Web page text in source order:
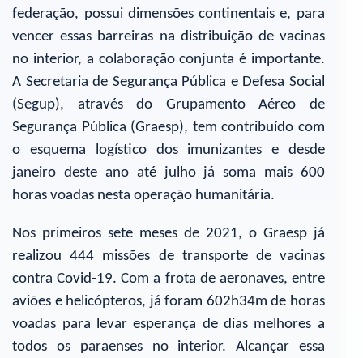
federação, possui dimensões continentais e, para
vencer essas barreiras na distribuição de vacinas
no interior, a colaboração conjunta é importante.
A Secretaria de Segurança Pública e Defesa Social
(Segup), através do Grupamento Aéreo de
Segurança Pública (Graesp), tem contribuído com
o esquema logístico dos imunizantes e desde
janeiro deste ano até julho já soma mais 600
horas voadas nesta operação humanitária.
Nos primeiros sete meses de 2021, o Graesp já
realizou 444 missões de transporte de vacinas
contra Covid-19. Com a frota de aeronaves, entre
aviões e helicópteros, já foram 602h34m de horas
voadas para levar esperança de dias melhores a
todos os paraenses no interior. Alcançar essa